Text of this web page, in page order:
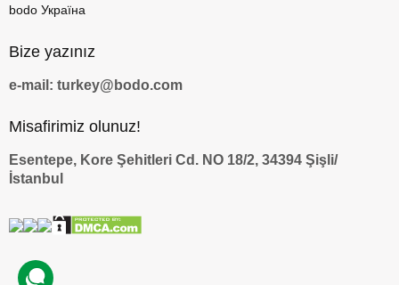
bodo Україна
Bize yazınız
e-mail: turkey@bodo.com
Misafirimiz olunuz!
Esentepe, Kore Şehitleri Cd. NO 18/2, 34394 Şişli/
İstanbul